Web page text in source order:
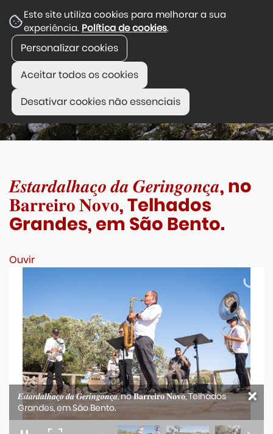
Este site utiliza cookies para melhorar a sua
experiência. Política de cookies.
Personalizar cookies
Aceitar todos os cookies
Desativar cookies não essenciais
𝑬𝒔𝒕𝒂𝒓𝒅𝒂𝒍𝒉𝒂𝒄̧𝒐 𝒅𝒂 𝑮𝒆𝒓𝒊𝒏𝒈𝒐𝒏𝒄̧𝒂, no
𝐁𝐚𝐫𝐫𝐞𝐢𝐫𝐨 𝐍𝐨𝐯𝐨, Telhados
Grandes, em São Bento.
Ouvir
𝑬𝒔𝒕𝒂𝒓𝒅𝒂𝒍𝒉𝒂𝒄̧𝒐 𝒅𝒂 𝑮𝒆𝒓𝒊𝒏𝒈𝒐𝒏𝒄̧𝒂, no 𝐁𝐚𝐫𝐫𝐞𝐢𝐫𝐨 𝐍𝐨𝐯𝐨, Telhados
Grandes, em São Bento.